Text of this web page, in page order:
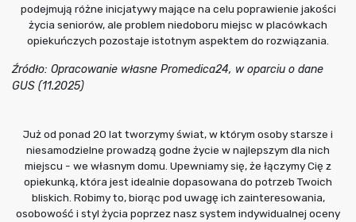
podejmują różne inicjatywy mające na celu poprawienie jakości
życia seniorów, ale problem niedoboru miejsc w placówkach
opiekuńczych pozostaje istotnym aspektem do rozwiązania.
Źródło: Opracowanie własne Promedica24, w oparciu o dane
GUS (11.2025)
Już od ponad 20 lat tworzymy świat, w którym osoby starsze i
niesamodzielne prowadzą godne życie w najlepszym dla nich
miejscu - we własnym domu. Upewniamy się, że łączymy Cię z
opiekunką, która jest idealnie dopasowana do potrzeb Twoich
bliskich. Robimy to, biorąc pod uwagę ich zainteresowania,
osobowość i styl życia poprzez nasz system indywidualnej oceny